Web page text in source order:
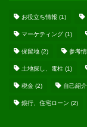
お役立ち情報 (1)
マーケティング (1)
保留地 (2) 参考
土地探し、電柱 (1)
税金 (2) 自己紹介
銀行、住宅ローン (2)